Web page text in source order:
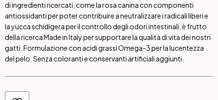
di ingredienti ricercati, come la rosa canina con componenti
antiossidanti per poter contribuire a neutralizzare i radicali liberi e
la yucca schidigera per il controllo degli odori intestinali, è frutto
della ricerca Made in Italy per supportare la qualità di vita dei nostri
gatti. Formulazione con acidi grassi Omega-3 per la lucentezza
del pelo. Senza coloranti e conservanti artificiali aggiunti.